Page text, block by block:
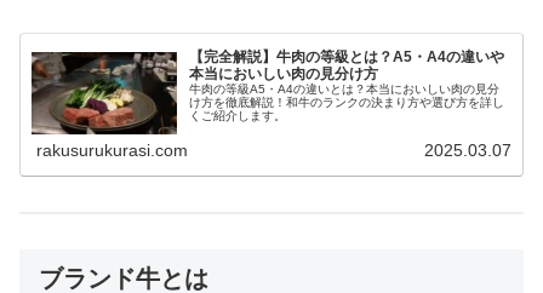
【完全解説】牛肉の等級とは？A5・A4の違いや
本当においしい肉の見分け方
牛肉の等級A5・A4の違いとは？本当においしい肉の見分
け方を徹底解説！和牛のランクの決まり方や選び方を詳し
くご紹介します。
rakusurukurasi.com 2025.03.07
ブランド牛とは